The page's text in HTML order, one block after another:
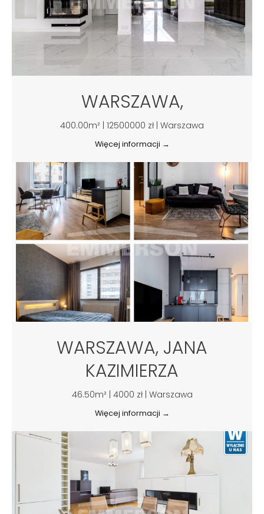
WARSZAWA,
400.00m² | 12500000 zł | Warszawa
Więcej informacji →
WARSZAWA, JANA
KAZIMIERZA
46.50m² | 4000 zł | Warszawa
Więcej informacji →